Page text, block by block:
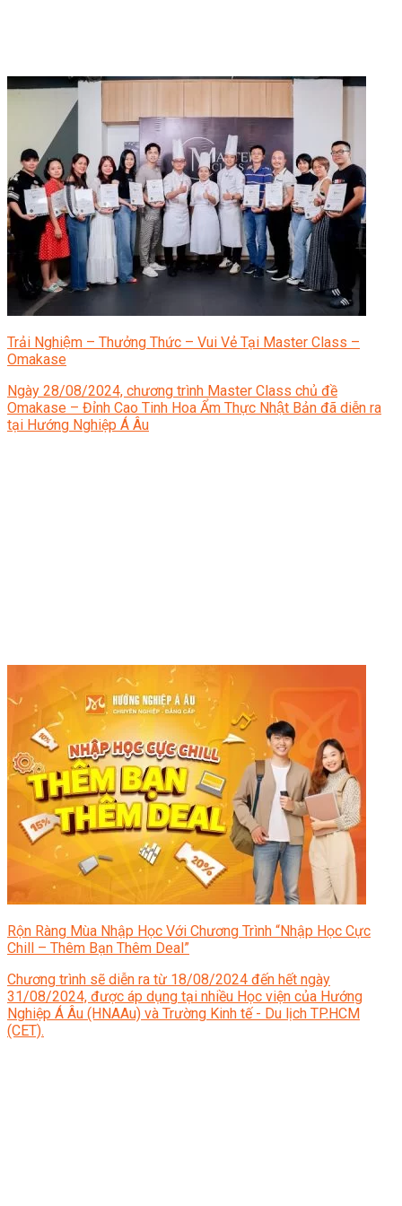
Trải Nghiệm – Thưởng Thức – Vui Vẻ Tại Master Class –
Omakase
Ngày 28/08/2024, chương trình Master Class chủ đề
Omakase – Đỉnh Cao Tinh Hoa Ẩm Thực Nhật Bản đã diễn ra
tại Hướng Nghiệp Á Âu
Rộn Ràng Mùa Nhập Học Với Chương Trình “Nhập Học Cực
Chill – Thêm Bạn Thêm Deal”
Chương trình sẽ diễn ra từ 18/08/2024 đến hết ngày
31/08/2024, được áp dụng tại nhiều Học viện của Hướng
Nghiệp Á Âu (HNAAu) và Trường Kinh tế - Du lịch TP.HCM
(CET).